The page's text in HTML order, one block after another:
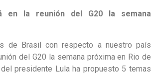
en la reunión del G20 la semana
de Brasil con respecto a nuestro país
del G20 la semana próxima en Rio de
presidente Lula ha propuesto 5 temas